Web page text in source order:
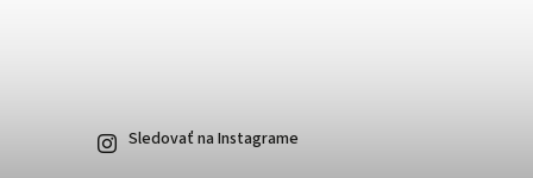
Sledovať na Instagrame